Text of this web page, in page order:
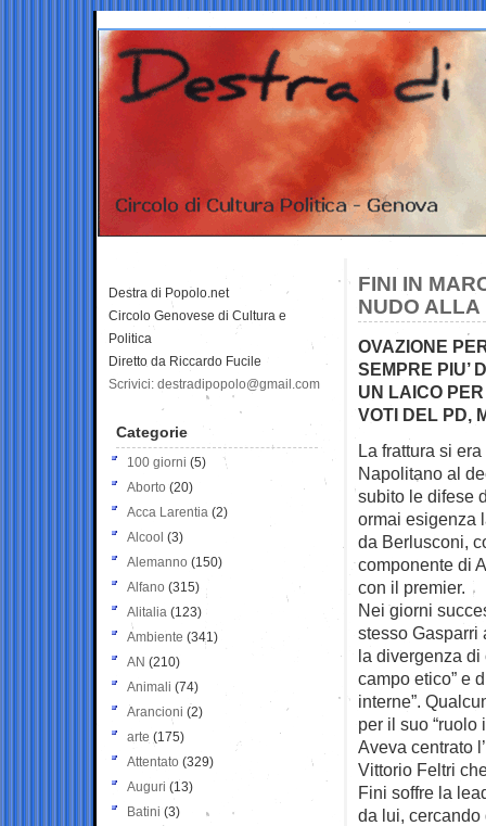
FINI IN
NUDO ALLA
OVAZIONE
SEMPRE PIU’
UN LAICO
VOTI DEL PD,
La frattura si
Napolitano al
subito le difese
ormai esigenza
da Berlusconi,
componente di
con il premier.
Nei giorni
stesso Gasparri
la divergenza di
campo etico” e
interne”.
per il suo “ruolo
Aveva centrato
Vittorio Feltri
Fini soffre la
da lui,
Destra di Popolo.net
Circolo Genovese di Cultura e
Politica
Diretto da Riccardo Fucile
Scrivici: destradipopolo@gmail.com
Categorie
100 giorni (5)
Aborto (20)
Acca Larentia (2)
Alcool (3)
Alemanno (150)
Alfano (315)
Alitalia (123)
Ambiente (341)
AN (210)
Animali (74)
Arancioni (2)
arte (175)
Attentato (329)
Auguri (13)
Batini (3)